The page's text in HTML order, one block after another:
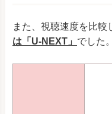
また、視聴速度を比較
は「U-NEXT」 でした。